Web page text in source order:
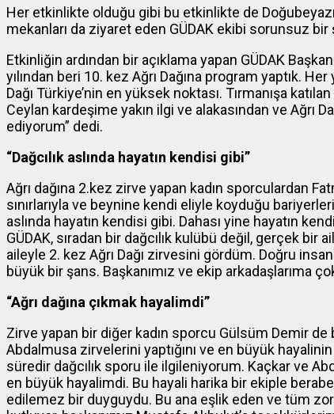
Her etkinlikte olduğu gibi bu etkinlikte de
mekanları da ziyaret eden GÜDAK ekibi sorunsuz
Etkinliğin ardından bir açıklama yapan GÜDAK
yılından beri 10. kez Ağrı Dağına program yaptık.
Dağı Türkiye’nin en yüksek noktası. Tırmanışa
Ceylan kardeşime yakın ilgi ve alakasından ve Ağrı
ediyorum” dedi.
“Dağcılık aslında hayatın kendisi gibi”
Ağrı dağına 2.kez zirve yapan kadın sporculardan
sınırlarıyla ve beynine kendi eliyle koyduğu
aslında hayatın kendisi gibi. Dahası yine hayatın
GÜDAK, sıradan bir dağcılık kulübü değil, gerçek
aileyle 2. kez Ağrı Dağı zirvesini gördüm. Doğru
büyük bir şans. Başkanımız ve ekip arkadaşlarıma
“Ağrı dağına çıkmak hayalimdi”
Zirve yapan bir diğer kadın sporcu Gülsüm Demir
Abdalmusa zirvelerini yaptığını ve en büyük
süredir dağcılık sporu ile ilgileniyorum. Kaçkar ve
en büyük hayalimdi. Bu hayali harika bir ekiple
edilemez bir duyguydu. Bu ana eşlik eden ve tüm